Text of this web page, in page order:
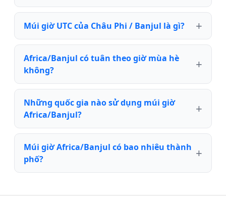
Múi giờ UTC của Châu Phi / Banjul là gì?
Africa/Banjul có tuân theo giờ mùa hè
không?
Những quốc gia nào sử dụng múi giờ
Africa/Banjul?
Múi giờ Africa/Banjul có bao nhiêu thành
phố?